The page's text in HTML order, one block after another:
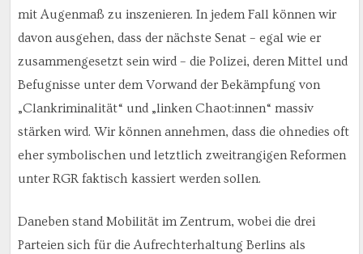
mit Augenmaß zu inszenieren. In jedem Fall können wir
davon ausgehen, dass der nächste Senat – egal wie er
zusammengesetzt sein wird – die Polizei, deren Mittel und
Befugnisse unter dem Vorwand der Bekämpfung von
„Clankriminalität“ und „linken Chaot:innen“ massiv
stärken wird. Wir können annehmen, dass die ohnedies oft
eher symbolischen und letztlich zweitrangigen Reformen
unter RGR faktisch kassiert werden sollen.
Daneben stand Mobilität im Zentrum, wobei die drei
Parteien sich für die Aufrechterhaltung Berlins als